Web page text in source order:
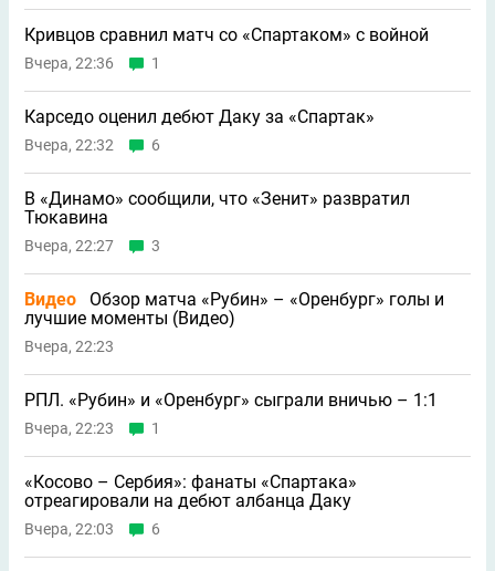
Кривцов сравнил матч со «Спартаком» с войной
Вчера, 22:36 1
Карседо оценил дебют Даку за «Спартак»
Вчера, 22:32 6
В «Динамо» сообщили, что «Зенит» развратил
Тюкавина
Вчера, 22:27 3
Видео
Обзор матча «Рубин» – «Оренбург» голы и
лучшие моменты (Видео)
Вчера, 22:23
РПЛ. «Рубин» и «Оренбург» сыграли вничью – 1:1
Вчера, 22:23 1
«Косово – Сербия»: фанаты «Спартака»
отреагировали на дебют албанца Даку
Вчера, 22:03 6